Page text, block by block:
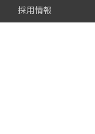
採用情報